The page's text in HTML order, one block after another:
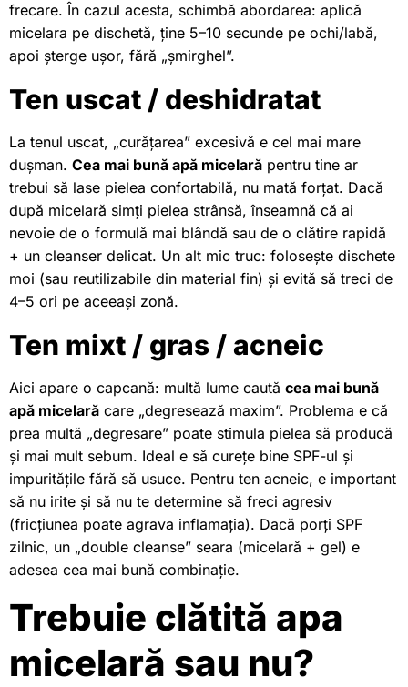
frecare. În cazul acesta, schimbă abordarea: aplică
micelara pe dischetă, ține 5–10 secunde pe ochi/labă,
apoi șterge ușor, fără „șmirghel”.
Ten uscat / deshidratat
La tenul uscat, „curățarea” excesivă e cel mai mare
dușman. Cea mai bună apă micelară pentru tine ar
trebui să lase pielea confortabilă, nu mată forțat. Dacă
după micelară simți pielea strânsă, înseamnă că ai
nevoie de o formulă mai blândă sau de o clătire rapidă
+ un cleanser delicat. Un alt mic truc: folosește dischete
moi (sau reutilizabile din material fin) și evită să treci de
4–5 ori pe aceeași zonă.
Ten mixt / gras / acneic
Aici apare o capcană: multă lume caută cea mai bună
apă micelară care „degresează maxim”. Problema e că
prea multă „degresare” poate stimula pielea să producă
și mai mult sebum. Ideal e să curețe bine SPF-ul și
impuritățile fără să usuce. Pentru ten acneic, e important
să nu irite și să nu te determine să freci agresiv
(fricțiunea poate agrava inflamația). Dacă porți SPF
zilnic, un „double cleanse” seara (micelară + gel) e
adesea cea mai bună combinație.
Trebuie clătită apa
micelară sau nu?